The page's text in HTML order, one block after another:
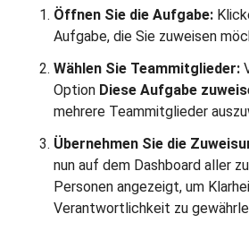
Öffnen Sie die Aufgabe:
Aufgabe, die Sie zuweisen
Wählen Sie Teammitglieder:
Option Diese Aufgabe
mehrere Teammitglieder
Übernehmen Sie die
nun auf dem Dashboard aller
Personen angezeigt, um
Verantwortlichkeit zu